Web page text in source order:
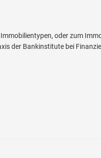
oder zum
der Bankinstitute bei